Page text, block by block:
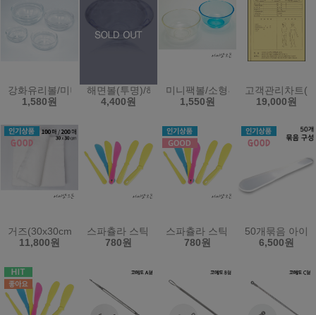
강화유리볼/미니볼/팩볼/유리볼(한국)
1,580원
해면볼(투명)/해면그릇/마사지샵.병원/다용도볼-한국
4,400원
미니팩볼/소형투명볼/곡물팩볼/화
1,550원
고객관리차트(
19,000원
거즈(30x30cm)(100매/200매)
11,800원
스파츌라 스틱 스파출라 팩주걱 화장품스틱 모델링
780원
스파츌라 스틱 스파출라 팩주걱
780원
50개묶음 아이
6,500원